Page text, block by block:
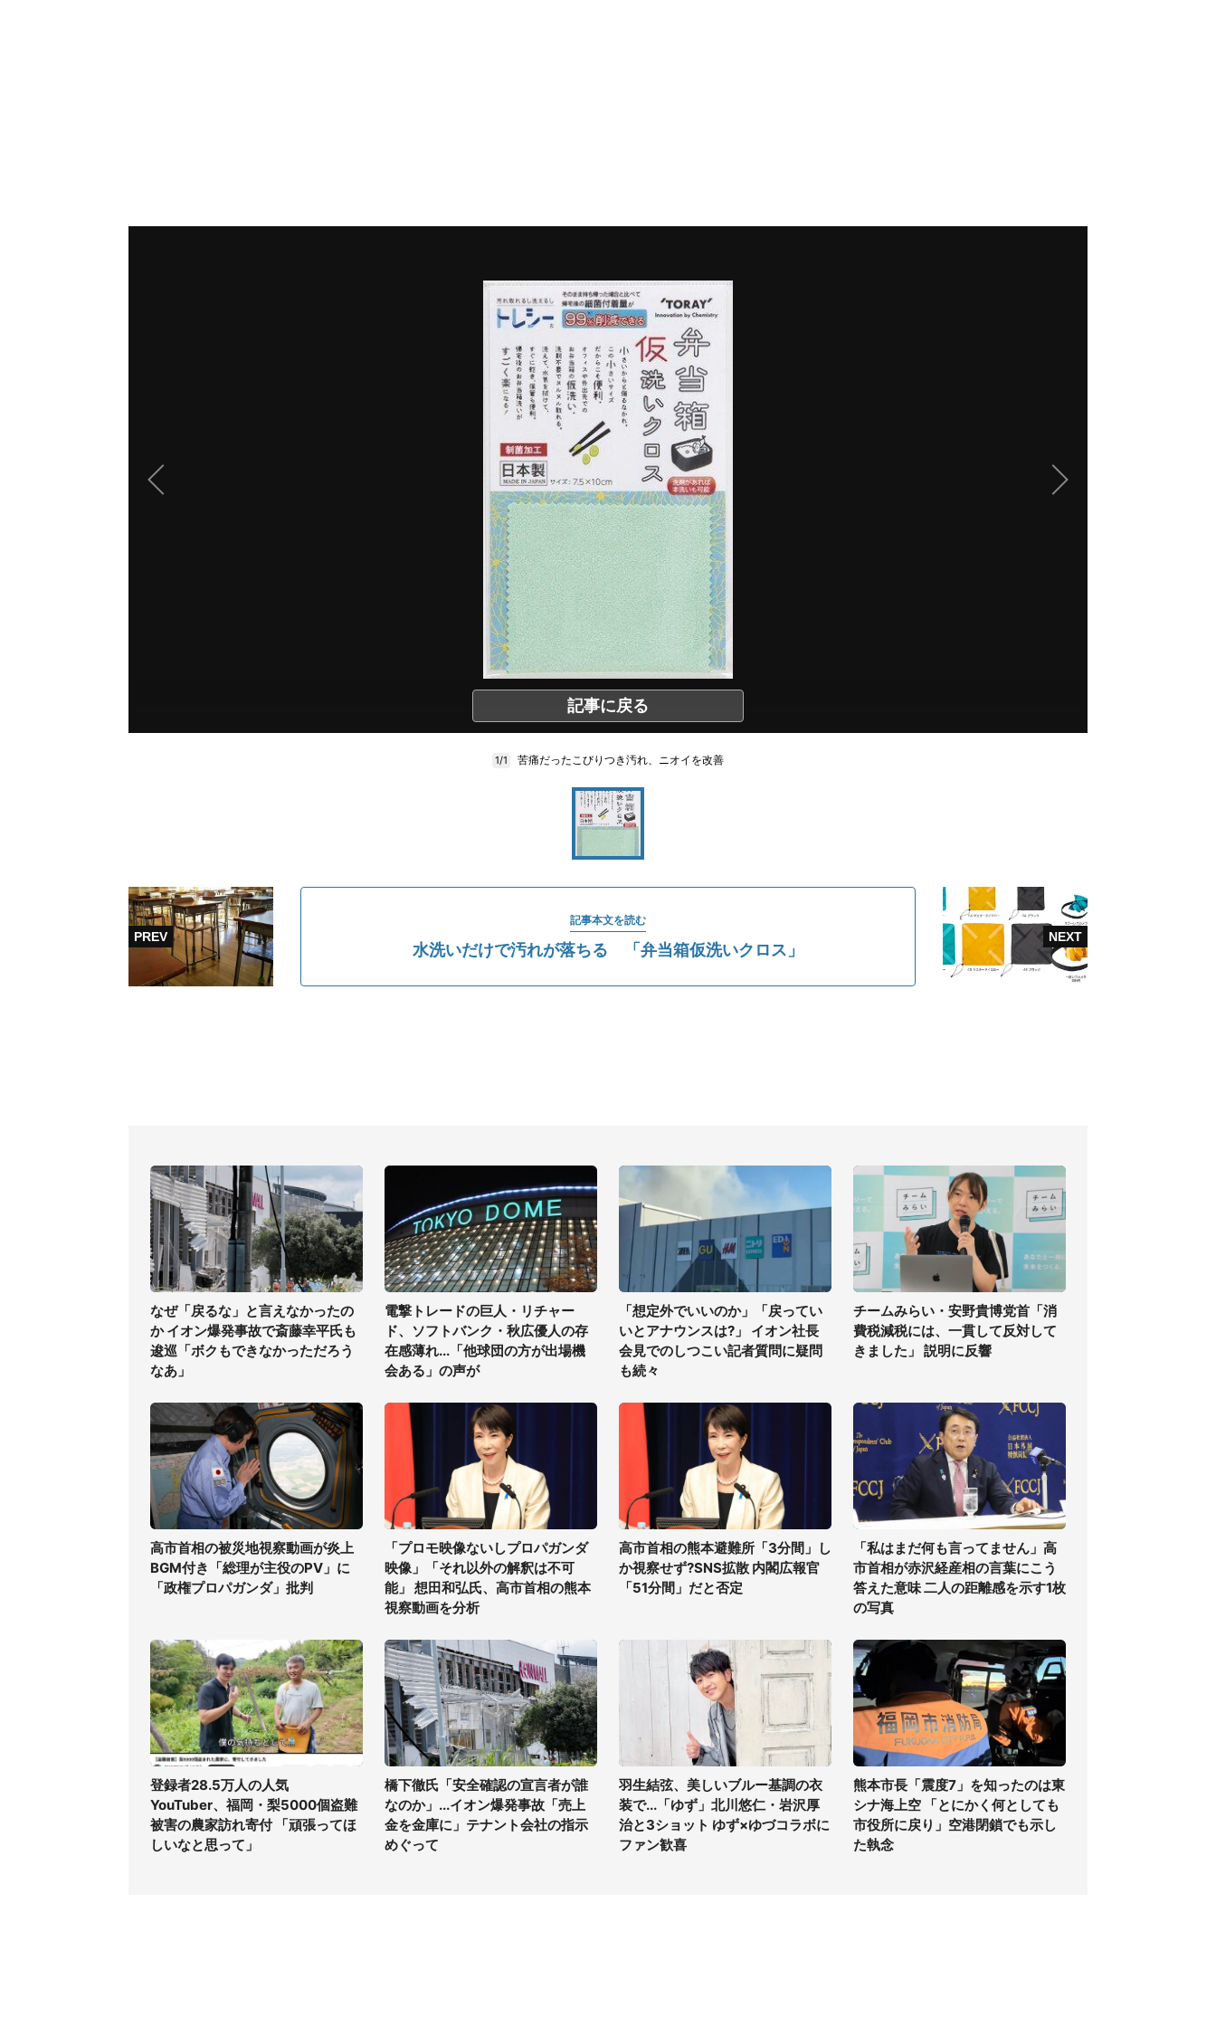
記事に戻る
1/1 苦痛だったこびりつき汚れ、ニオイを改善
記事本文を読む
水洗いだけで汚れが落ちる 「弁当箱仮洗いクロス」
なぜ「戻るな」と言えなかったの
か イオン爆発事故で斎藤幸平氏も
逡巡「ボクもできなかっただろう
なあ」
電撃トレードの巨人・リチャー
ド、ソフトバンク・秋広優人の存
在感薄れ...「他球団の方が出場機
会ある」の声が
「想定外でいいのか」「戻ってい
いとアナウンスは?」 イオン社長
会見でのしつこい記者質問に疑問
も続々
チームみらい・安野貴博党首「消
費税減税には、一貫して反対して
きました」 説明に反響
高市首相の被災地視察動画が炎上
BGM付き「総理が主役のPV」に
「政権プロパガンダ」批判
「プロモ映像ないしプロパガンダ
映像」「それ以外の解釈は不可
能」 想田和弘氏、高市首相の熊本
視察動画を分析
高市首相の熊本避難所「3分間」し
か視察せず?SNS拡散 内閣広報官
「51分間」だと否定
「私はまだ何も言ってません」高
市首相が赤沢経産相の言葉にこう
答えた意味 二人の距離感を示す1枚
の写真
登録者28.5万人の人気
YouTuber、福岡・梨5000個盗難
被害の農家訪れ寄付 「頑張ってほ
しいなと思って」
橋下徹氏「安全確認の宣言者が誰
なのか」...イオン爆発事故「売上
金を金庫に」テナント会社の指示
めぐって
羽生結弦、美しいブルー基調の衣
装で...「ゆず」北川悠仁・岩沢厚
治と3ショット ゆず×ゆづコラボに
ファン歓喜
熊本市長「震度7」を知ったのは東
シナ海上空 「とにかく何としても
市役所に戻り」空港閉鎖でも示し
た執念